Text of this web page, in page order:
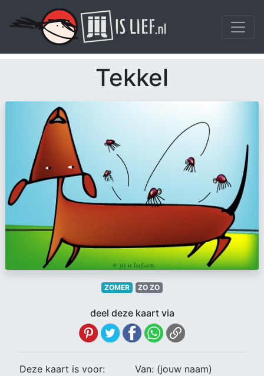
Tekkel
ZOMER ZO ZO
deel deze kaart via
Deze kaart is voor: Van: (jouw naam)